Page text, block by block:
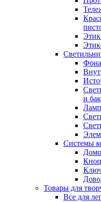
и
Системы
Товары для
Все для